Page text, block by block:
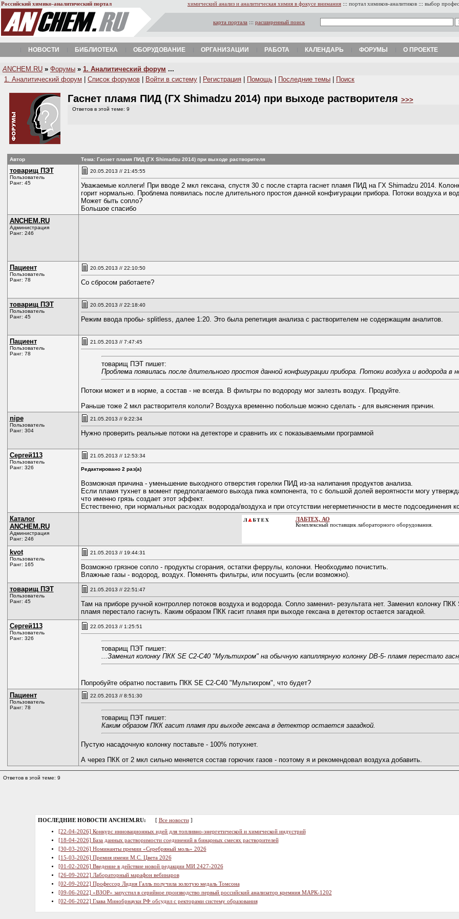
Российский химико-аналитический портал химический анализ и аналитическая химия в фокусе внимания ::: портал химиков-аналитиков ::: выбор
карта портала ::: расширенный поиск
НОВОСТИ БИБЛИОТЕКА ОБОРУДОВАНИЕ ОРГАНИЗАЦИИ РАБОТА КАЛЕНДАРЬ ФОРУМЫ О ПРОЕКТЕ
A NCHEM.RU » Форумы » 1. Аналитический форум ...
1. Аналитический форум
Список форумов Войти в систему Регистрация Помощь Последние темы Поиск
Гаснет пламя ПИД (ГХ Shimadzu 2014) при выходе растворителя >>>
Ответов в этой теме: 9
Автор Тема: Гаснет пламя ПИД (ГХ Shimadzu 2014) при выходе растворителя
товарищ ПЭТ
Пользователь
Ранг: 45
20.05.2013 // 21:45:55
Уважаемые коллеги! При вводе 2 мкл гексана, спустя 30 с после старта гаснет пламя ПИД на ГХ Shimadzu 2014.
горит нормально. Проблема появилась после длительного простоя данной конфигурации прибора. Потоки воздуха и
Может быть сопло?
Большое спасибо
ANCHEM.RU
Администрация
Ранг: 246
Пациент
Пользователь
Ранг: 78
20.05.2013 // 22:10:50
Со сбросом работаете?
товарищ ПЭТ
Пользователь
Ранг: 45
20.05.2013 // 22:18:40
Режим ввода пробы- splitless, далее 1:20. Это была репетиция анализа с растворителем не содержащим аналитов.
Пациент
Пользователь
Ранг: 78
21.05.2013 // 7:47:45
товарищ ПЭТ пишет:
Проблема появилась после длительного простоя данной конфигурации прибора. Потоки воздуха и водорода в
Потоки может и в норме, а состав - не всегда. В фильтры по водороду мог залезть воздух. Продуйте.
Раньше тоже 2 мкл растворителя кололи? Воздуха временно побольше можно сделать - для выяснения причин.
nipe
Пользователь
Ранг: 304
21.05.2013 // 9:22:34
Нужно проверить реальные потоки на детекторе и сравнить их с показываемыми программой
Сергей113
Пользователь
Ранг: 326
21.05.2013 // 12:53:34
Редактировано 2 раз(а)
Возможная причина - уменьшение выходного отверстия горелки ПИД из-за налипания продуктов анализа.
Если пламя тухнет в момент предполагаемого выхода пика компонента, то с большой долей вероятности могу
что именно грязь создает этот эффект.
Естественно, при нормальных расходах водорода/воздуха и при отсутствии негерметичности в месте подсоединения
Каталог
ANCHEM.RU
Администрация
Ранг: 246
ЛАБТЕХ, АО
Комплексный поставщик лабораторного оборудования.
kvot
Пользователь
Ранг: 165
21.05.2013 // 19:44:31
Возможно грязное сопло - продукты сгорания, остатки феррулы, колонки. Необходимо почистить.
Влажные газы - водород, воздух. Поменять фильтры, или посушить (если возможно).
товарищ ПЭТ
Пользователь
Ранг: 45
21.05.2013 // 22:51:47
Там на приборе ручной контроллер потоков воздуха и водорода. Сопло заменил- результата нет. Заменил колонку
пламя перестало гаснуть. Каким образом ПКК гасит пламя при выходе гексана в детектор остается загадкой.
Сергей113
Пользователь
Ранг: 326
22.05.2013 // 1:25:51
товарищ ПЭТ пишет:
...Заменил колонку ПКК SE C2-C40 "Мультихром" на обычную капиллярную колонку DB-5- пламя перестало
Попробуйте обратно поставить ПКК SE C2-C40 "Мультихром", что будет?
Пациент
Пользователь
Ранг: 78
22.05.2013 // 8:51:30
товарищ ПЭТ пишет:
Каким образом ПКК гасит пламя при выходе гексана в детектор остается загадкой.
Пустую насадочную колонку поставьте - 100% потухнет.
А через ПКК от 2 мкл сильно меняется состав горючих газов - поэтому я и рекомендовал воздуха добавить.
Ответов в этой теме: 9
ПОСЛЕДНИЕ НОВОСТИ ANCHEM.RU: [ Все новости]
[22-04-2026] Конкурс инновационных идей для топливно-энергетической и химической индустрий
[18-04-2026] База данных растворимости соединений в бинарных смесях растворителей
[30-03-2026] Номинанты премии «Серебряный моль» 2026
[15-03-2026] Премия имени М.С. Цвета 2026
[01-02-2026] Введение в действие новой редакции МИ 2427-2026
[26-09-2022] Лабораторный марафон вебинаров
[02-09-2022] Профессор Лидия Галль получила золотую медаль Томсона
[09-06-2022] «ВЗОР» запустил в серийное производство первый российский анализатор кремния МАРК-1202
[02-06-2022] Глава Минобрнауки РФ обсудил с ректорами систему образования